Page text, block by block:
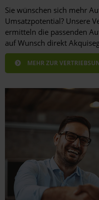
Sie wünschen sich mehr
Umsatzpotential? Unsere
ermitteln die passenden
auf Wunsch direkt
MEHR ZUR